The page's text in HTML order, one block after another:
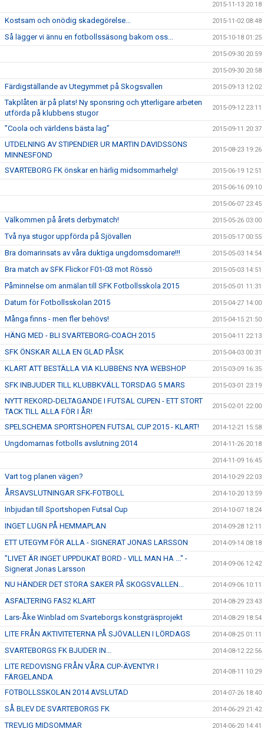
2015-11-13 20:18
Kostsam och onödig skadegörelse... 2015-11-02 08:48
Så lägger vi ännu en fotbollssäsong bakom oss... 2015-10-18 01:25
2015-09-30 20:59
2015-09-30 20:58
Färdigställande av Utegymmet på Skogsvallen 2015-09-13 12:02
Takplåten är på plats! Ny sponsring och ytterligare arbeten
utförda på klubbens stugor
2015-09-12 23:11
”Coola och världens bästa lag” 2015-09-11 20:37
UTDELNING AV STIPENDIER UR MARTIN DAVIDSSONS
MINNESFOND
2015-08-23 19:26
SVARTEBORG FK önskar en härlig midsommarhelg! 2015-06-19 12:51
2015-06-16 09:10
2015-06-07 23:45
Välkommen på årets derbymatch! 2015-05-26 03:00
Två nya stugor uppförda på Sjövallen 2015-05-17 00:55
Bra domarinsats av våra duktiga ungdomsdomare!!! 2015-05-03 14:54
Bra match av SFK Flickor F01-03 mot Rössö 2015-05-03 14:51
Påminnelse om anmälan till SFK Fotbollsskola 2015 2015-05-01 11:31
Datum för Fotbollsskolan 2015 2015-04-27 14:00
Många finns - men fler behövs! 2015-04-15 21:50
HÄNG MED - BLI SVARTEBORG-COACH 2015 2015-04-11 22:13
SFK ÖNSKAR ALLA EN GLAD PÅSK 2015-04-03 00:31
KLART ATT BESTÄLLA VIA KLUBBENS NYA WEBSHOP 2015-03-09 16:35
SFK INBJUDER TILL KLUBBKVÄLL TORSDAG 5 MARS 2015-03-01 23:19
NYTT REKORD-DELTAGANDE I FUTSAL CUPEN - ETT STORT
TACK TILL ALLA FÖR I ÅR!
2015-02-01 22:00
SPELSCHEMA SPORTSHOPEN FUTSAL CUP 2015 - KLART! 2014-12-21 15:58
Ungdomarnas fotbolls avslutning 2014 2014-11-26 20:18
2014-11-09 16:45
Vart tog planen vägen? 2014-10-29 22:03
ÅRSAVSLUTNINGAR SFK-FOTBOLL 2014-10-20 13:59
Inbjudan till Sportshopen Futsal Cup 2014-10-07 18:24
INGET LUGN PÅ HEMMAPLAN 2014-09-28 12:11
ETT UTEGYM FÖR ALLA - SIGNERAT JONAS LARSSON 2014-09-14 08:18
”LIVET ÄR INGET UPPDUKAT BORD - VILL MAN HA ..." -
Signerat Jonas Larsson
2014-09-06 12:42
NU HÄNDER DET STORA SAKER PÅ SKOGSVALLEN... 2014-09-06 10:11
ASFALTERING FAS2 KLART 2014-08-29 23:43
Lars-Åke Winblad om Svarteborgs konstgräsprojekt 2014-08-29 18:54
LITE FRÅN AKTIVITETERNA PÅ SJÖVALLEN I LÖRDAGS 2014-08-25 01:11
SVARTEBORGS FK BJUDER IN... 2014-08-12 22:56
LITE REDOVISNG FRÅN VÅRA CUP-ÄVENTYR I
FÄRGELANDA
2014-08-11 10:29
FOTBOLLSSKOLAN 2014 AVSLUTAD 2014-07-26 18:40
SÅ BLEV DE SVARTEBORGS FK 2014-06-29 21:42
TREVLIG MIDSOMMAR 2014-06-20 14:41